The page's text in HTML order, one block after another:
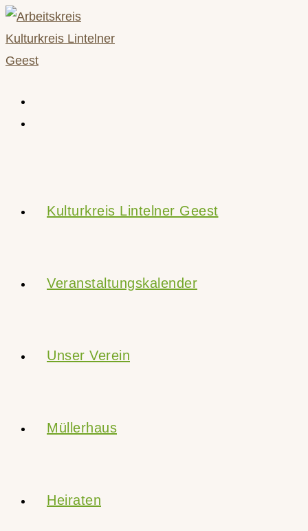
Zum
Inhalt
springen
Kulturkreis Lintelner Geest
Veranstaltungskalender
Unser Verein
Müllerhaus
Heiraten